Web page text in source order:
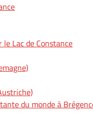
Lac de Constance
du monde à